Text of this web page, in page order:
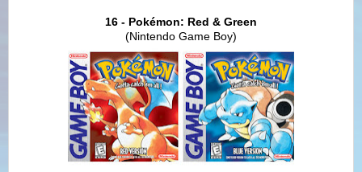
16 - Pokémon: Red & Green
(Nintendo Game Boy)